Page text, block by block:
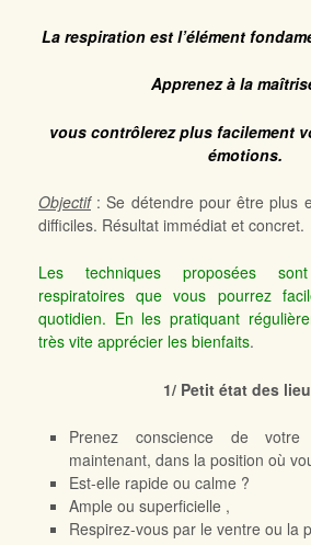
La respiration est l’élément
Apprenez à la
vous contrôlerez plus facilement
émotions.
Objectif: Se détendre pour être plus
difficiles. Résultat immédiat et concret.
Les techniques proposées
respiratoires que vous pourrez
quotidien. En les pratiquant
très vite apprécier les bienfaits.
1/ Petit état des
Prenez conscience de votre
maintenant, dans la position où
Est-elle rapide ou calme ?
Ample ou superficielle ,
Respirez-vous par le ventre ou la